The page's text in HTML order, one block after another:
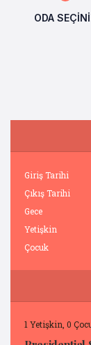
ODA
Giriş Tarihi
Çıkış Tarihi
Gece
Yetişkin
Çocuk
1 Yetişkin, 0